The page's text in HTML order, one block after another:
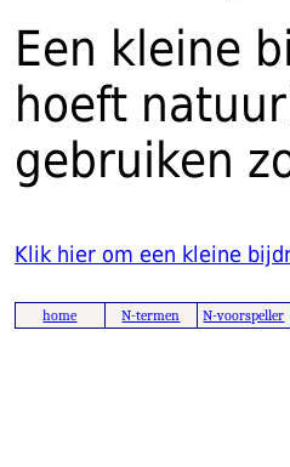
Een kleine
hoeft
gebruiken
Klik hier om een kleine
home N-termen N-voorspeller